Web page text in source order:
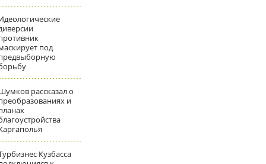
под
рассказал о
и
Кузбасса